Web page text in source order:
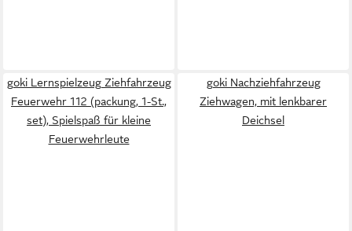
goki Lernspielzeug Ziehfahrzeug
Feuerwehr 112 (packung, 1-St.,
set), Spielspaß für kleine
Feuerwehrleute
goki Nachziehfahrzeug
Ziehwagen, mit lenkbarer
Deichsel